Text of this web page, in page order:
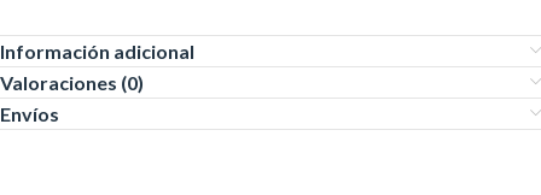
Información adicional
Valoraciones (0)
Envíos